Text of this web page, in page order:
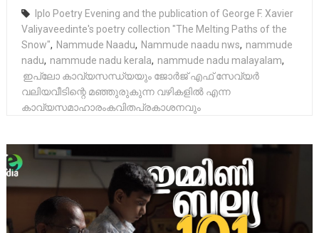
Iplo Poetry Evening and the publication of George F. Xavier
Valiyaveedinte's poetry collection "The Melting Paths of the
Snow", Nammude Naadu, Nammude naadu nws, nammude
nadu, nammude nadu kerala, nammude nadu malayalam,
ഇപ്ലോ കാവ്യസന്ധ്യയും ജോർജ് എഫ് സേവ്യർ
വലിയവീടിന്റെ മഞ്ഞുരുകുന്ന വഴികളിൽ എന്ന
കാവ്യസമാഹാരംകവിതപ്രകാശനവും